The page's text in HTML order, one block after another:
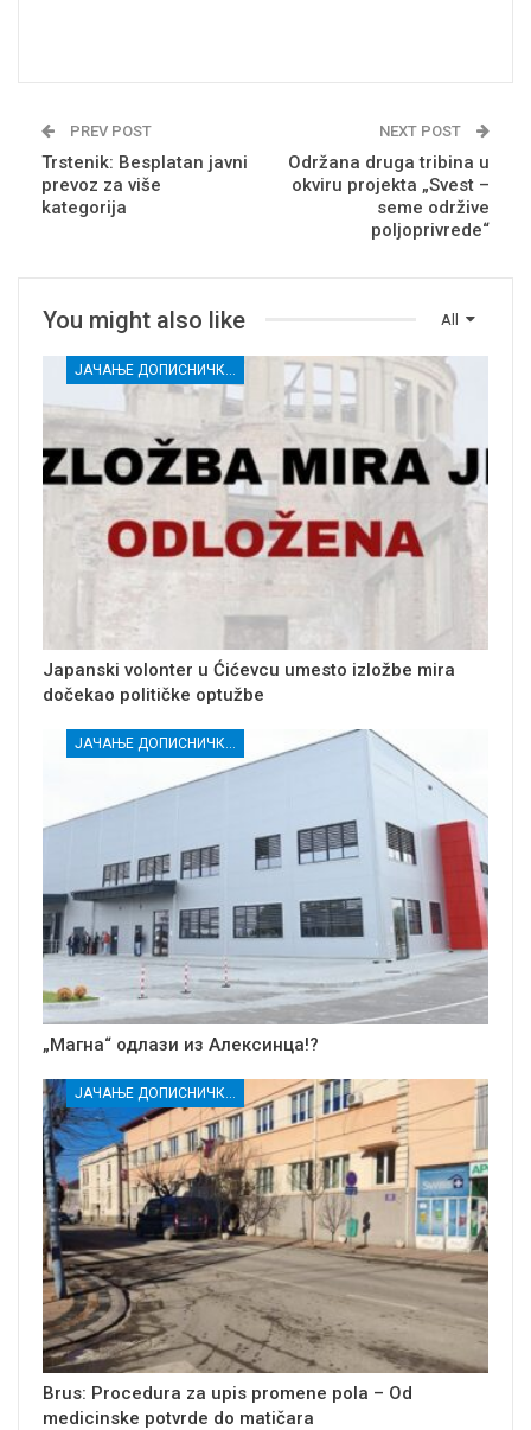
PREV POST
Trstenik: Besplatan javni
prevoz za više
kategorija
NEXT POST
Održana druga tribina u
okviru projekta „Svest –
seme održive
poljoprivrede“
All
You might also like
ЈАЧАЊЕ ДОПИСНИЧКЕ МРЕЖЕ НЕЗАВИСНИХ МЕДИЈА У РАСИНСКОМ ОКРУГУ
Japanski volonter u Ćićevcu umesto izložbe mira
dočekao političke optužbe
ЈАЧАЊЕ ДОПИСНИЧКЕ МРЕЖЕ НЕЗАВИСНИХ МЕДИЈА У РАСИНСКОМ ОКРУГУ
„Магна“ одлази из Алексинца!?
Brus: Procedura za upis promene pola – Od
medicinske potvrde do matičara